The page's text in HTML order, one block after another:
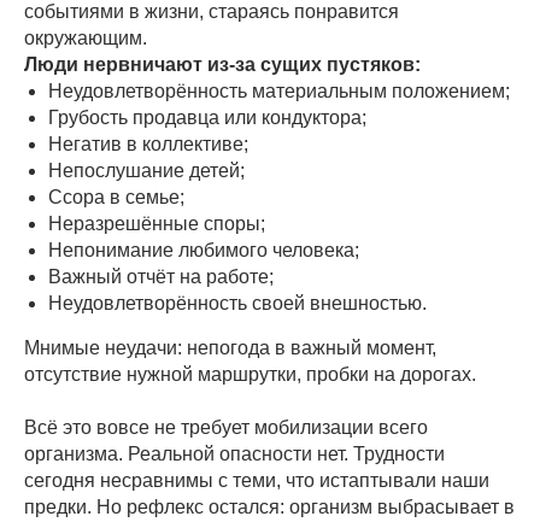
событиями в жизни, стараясь понравится
окружающим.
Люди нервничают из-за сущих пустяков:
Неудовлетворённость материальным положением;
Грубость продавца или кондуктора;
Негатив в коллективе;
Непослушание детей;
Ссора в семье;
Неразрешённые споры;
Непонимание любимого человека;
Важный отчёт на работе;
Неудовлетворённость своей внешностью.
Мнимые неудачи: непогода в важный момент,
отсутствие нужной маршрутки, пробки на дорогах.
Всё это вовсе не требует мобилизации всего
организма. Реальной опасности нет. Трудности
сегодня несравнимы с теми, что истаптывали наши
предки. Но рефлекс остался: организм выбрасывает в